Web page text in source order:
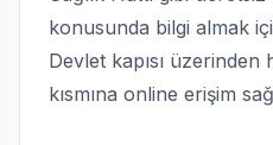
konusunda bilgi almak
Devlet kapısı
kısmına online erişim